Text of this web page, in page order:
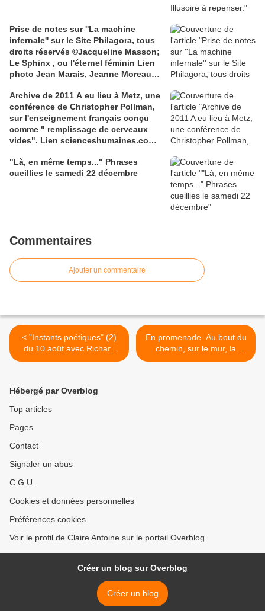
Prise de notes sur ''La machine
infernale'' sur le Site Philagora, tous
droits réservés ©Jacqueline Masson;
Le Sphinx , ou l'éternel féminin Lien
photo Jean Marais, Jeanne Moreau
Archive de 2011 A eu lieu à Metz, une
conférence de Christopher Pollman,
sur l'enseignement français conçu
comme " remplissage de cerveaux
vides". Lien scienceshumaines.com,
Léotard, ''Le dressage des élites...''
"Là, en même temps..." Phrases
cueillies le samedi 22 décembre
Commentaires
Ajouter un commentaire
< "Instants poétiques" (2)
du 10 août avec Richard
ROGNET, sur Radio jerico
En promenade. Au bout du
chemin, sur le mur, la
déclaration. >
Hébergé par Overblog
Top articles
Pages
Contact
Signaler un abus
C.G.U.
Cookies et données personnelles
Préférences cookies
Voir le profil de Claire Antoine sur le portail Overblog
Créer un blog sur Overblog
Créer un blog